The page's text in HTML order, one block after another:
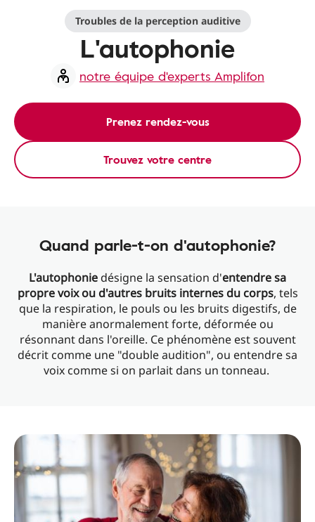
Troubles de la perception auditive
L'autophonie
notre équipe d'experts Amplifon
Prenez rendez-vous
Trouvez votre centre
Quand parle-t-on d'autophonie?
L'autophoniedésigne la sensation d'entendre sa
propre voix ou d'autres bruits internes du corps, tels
que la respiration, le pouls ou les bruits digestifs, de
manière anormalement forte, déformée ou
résonnant dans l'oreille. Ce phénomène est souvent
décrit comme une "double audition", ou entendre sa
voix comme si on parlait dans un tonneau.